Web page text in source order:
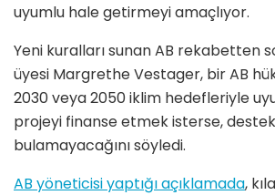
uyumlu hale getirmeyi amaçlıyor.
Yeni kuralları sunan AB rekabetten
üyesi Margrethe Vestager, bir AB
2030 veya 2050 iklim hedefleriyle
projeyi finanse etmek isterse, destek
bulamayacağını söyledi.
AB yöneticisi yaptığı açıklamada,